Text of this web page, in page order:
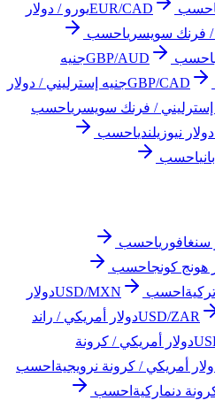
EUR/CADيورو / دولار
/ فرنك سويسرياحسب
احسب GBP/AUDجنيه
GBP/CADجنيه إسترليني / دولار
إسترليني / فرنك سويسرياحسب
نيوزيلندياحسب
احسب
سنغافورياحسب
هونج كونجاحسب
احسب USD/MXNدولار
USD/ZARدولار أمريكي / راند
دولار أمريكي / كرونة
أمريكي / كرونة نرويجية احسب
دنماركية احسب